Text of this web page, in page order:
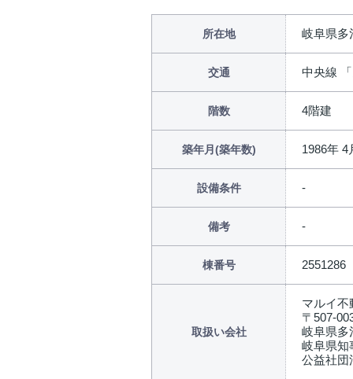
所在地 岐阜県多
交通 中央線 「
階数 4階建
築年月(築年数) 1986年 4
設備条件
備考
棟番号 2551286
取扱い会社
マルイ不
〒507-
岐阜県多
岐阜県知
公益社団